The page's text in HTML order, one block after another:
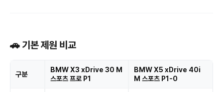
🚗 기본 제원 비교
구분
BMW X3 xDrive 30 M
스포츠 프로 P1
BMW X5 xDrive 40i
M 스포츠 P1-0